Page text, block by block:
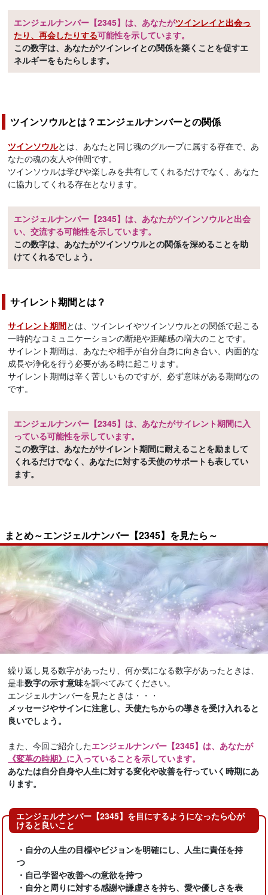
エンジェルナンバー【2345】は、あなたがツインレイと出会っ
たり、再会したりする可能性を示しています。
この数字は、あなたがツインレイとの関係を築くことを促すエ
ネルギーをもたらします。
ツインソウルとは？エンジェルナンバーとの関係
ツインソウルとは、あなたと同じ魂のグループに属する存在で、あ
なたの魂の友人や仲間です。
ツインソウルは学びや楽しみを共有してくれるだけでなく、あなた
に協力してくれる存在となります。
エンジェルナンバー【2345】は、あなたがツインソウルと出会
い、交流する可能性を示しています。
この数字は、あなたがツインソウルとの関係を深めることを助
けてくれるでしょう。
サイレント期間とは？
サイレント期間とは、ツインレイやツインソウルとの関係で起こる
一時的なコミュニケーションの断絶や距離感の増大のことです。
サイレント期間は、あなたや相手が自分自身に向き合い、内面的な
成長や浄化を行う必要がある時に起こります。
サイレント期間は辛く苦しいものですが、必ず意味がある期間なの
です。
エンジェルナンバー【2345】は、あなたがサイレント期間に入
っている可能性を示しています。
この数字は、あなたがサイレント期間に耐えることを励まして
くれるだけでなく、あなたに対する天使のサポートも表してい
ます。
まとめ～エンジェルナンバー【2345】を見たら～
繰り返し見る数字があったり、何か気になる数字があったときは、
是非数字の示す意味を調べてみてください。
エンジェルナンバーを見たときは・・・
メッセージやサインに注意し、天使たちからの導きを受け入れると
良いでしょう。
また、今回ご紹介したエンジェルナンバー【2345】は、あなたが
《変革の時期》 に入っていることを示しています。
あなたは自分自身や人生に対する変化や改善を行っていく時期にあ
ります。
エンジェルナンバー【2345】を目にするようになったら心が
けると良いこと
・自分の人生の目標やビジョンを明確にし、人生に責任を持
つ
・自己学習や改善への意欲を持つ
・自分と周りに対する感謝や謙虚さを持ち、愛や優しさを表